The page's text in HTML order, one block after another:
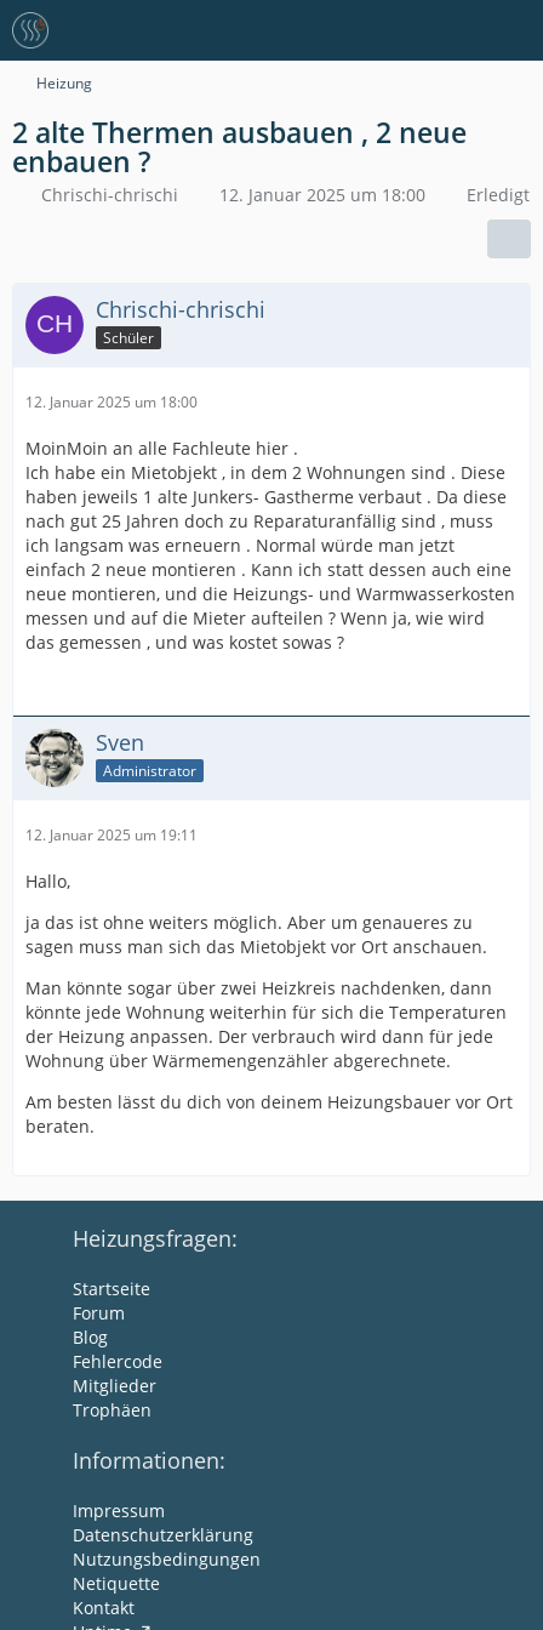
Heizung
2 alte Thermen ausbauen , 2 neue
enbauen ?
Chrischi-chrischi 12. Januar 2025 um 18:00 Erledigt
Chrischi-chrischi
Schüler
12. Januar 2025 um 18:00
MoinMoin an alle Fachleute hier .
Ich habe ein Mietobjekt , in dem 2 Wohnungen sind . Diese
haben jeweils 1 alte Junkers- Gastherme verbaut . Da diese
nach gut 25 Jahren doch zu Reparaturanfällig sind , muss
ich langsam was erneuern . Normal würde man jetzt
einfach 2 neue montieren . Kann ich statt dessen auch eine
neue montieren, und die Heizungs- und Warmwasserkosten
messen und auf die Mieter aufteilen ? Wenn ja, wie wird
das gemessen , und was kostet sowas ?
Sven
Administrator
12. Januar 2025 um 19:11
Hallo,
ja das ist ohne weiters möglich. Aber um genaueres zu
sagen muss man sich das Mietobjekt vor Ort anschauen.
Man könnte sogar über zwei Heizkreis nachdenken, dann
könnte jede Wohnung weiterhin für sich die Temperaturen
der Heizung anpassen. Der verbrauch wird dann für jede
Wohnung über Wärmemengenzähler abgerechnete.
Am besten lässt du dich von deinem Heizungsbauer vor Ort
beraten.
Heizungsfragen:
Startseite
Forum
Blog
Fehlercode
Mitglieder
Trophäen
Informationen:
Impressum
Datenschutzerklärung
Nutzungsbedingungen
Netiquette
Kontakt